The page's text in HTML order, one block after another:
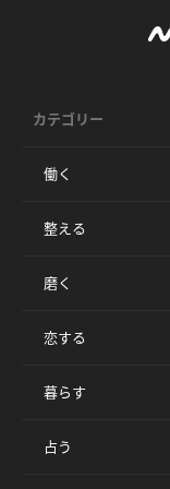
カテゴリー
働く
整える
磨く
恋する
暮らす
占う